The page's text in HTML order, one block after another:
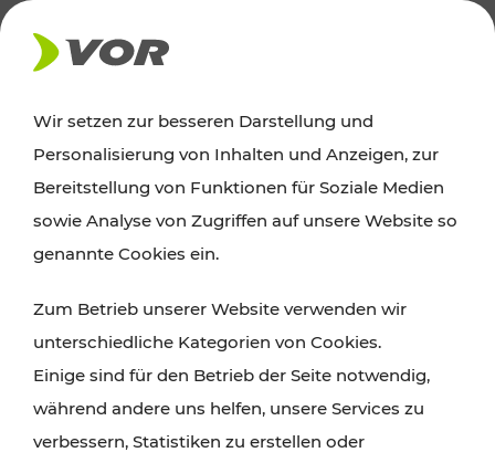
AKTUELLES
Ausflugstipps
Wien, Niederösterreich und das Burgenland
Wanderungen, Kultur und Gastronomie,
Radtouren oder purer Naturgenuss – viele
Attraktionen sind mit den Ticket- und Fahrplan-
Angeboten des VOR gut und schnell erreichbar.
Wir setzen zur besseren Darstellung und
Personalisierung von Inhalten und Anzeigen, zur
Bereitstellung von Funktionen für Soziale Medien
sowie Analyse von Zugriffen auf unsere Website so
genannte Cookies ein.
Zum Betrieb unserer Website verwenden wir
unterschiedliche Kategorien von Cookies.
Einige sind für den Betrieb der Seite notwendig,
während andere uns helfen, unsere Services zu
verbessern, Statistiken zu erstellen oder